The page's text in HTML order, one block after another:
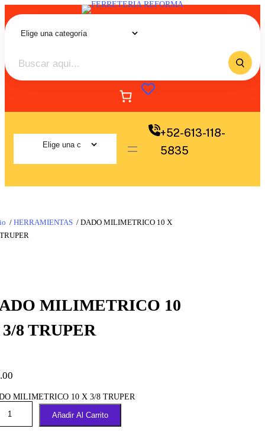
+52-613-118-
5835
/ HERRAMIENTAS / DADO MILIMETRICO 10 X
MILIMETRICO 10
8 TRUPER
MILIMETRICO 10 X 3/8 TRUPER
Añadir Al Carrito